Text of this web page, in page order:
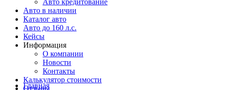
Авто кредитование
Авто в наличии
Каталог авто
Авто до 160 л.с.
Кейсы
Информация
О компании
Новости
Контакты
Калькулятор стоимости
Отзывы
Главная